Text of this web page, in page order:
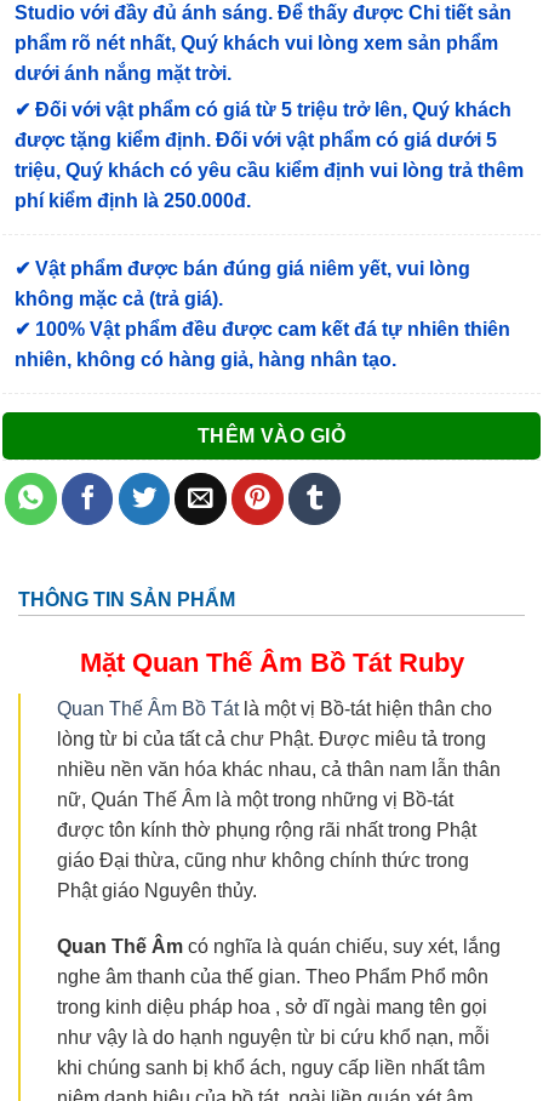
Studio với đầy đủ ánh sáng. Để thấy được Chi tiết sản
phẩm rõ nét nhất, Quý khách vui lòng xem sản phẩm
dưới ánh nắng mặt trời.
✔ Đối với vật phẩm có giá từ 5 triệu trở lên, Quý khách
được tặng kiểm định. Đối với vật phẩm có giá dưới 5
triệu, Quý khách có yêu cầu kiểm định vui lòng trả thêm
phí kiểm định là 250.000đ.
✔ Vật phẩm được bán đúng giá niêm yết, vui lòng
không mặc cả (trả giá).
✔ 100% Vật phẩm đều được cam kết đá tự nhiên thiên
nhiên, không có hàng giả, hàng nhân tạo.
THÊM VÀO GIỎ
THÔNG TIN SẢN PHẨM
Mặt Quan Thế Âm Bồ Tát Ruby
Quan Thế Âm Bồ Tátlà một vị Bồ-tát hiện thân cho
lòng từ bi của tất cả chư Phật. Được miêu tả trong
nhiều nền văn hóa khác nhau, cả thân nam lẫn thân
nữ, Quán Thế Âm là một trong những vị Bồ-tát
được tôn kính thờ phụng rộng rãi nhất trong Phật
giáo Đại thừa, cũng như không chính thức trong
Phật giáo Nguyên thủy.
Quan Thế Âm có nghĩa là quán chiếu, suy xét, lắng
nghe âm thanh của thế gian. Theo Phẩm Phổ môn
trong kinh diệu pháp hoa , sở dĩ ngài mang tên gọi
như vậy là do hạnh nguyện từ bi cứu khổ nạn, mỗi
khi chúng sanh bị khổ ách, nguy cấp liền nhất tâm